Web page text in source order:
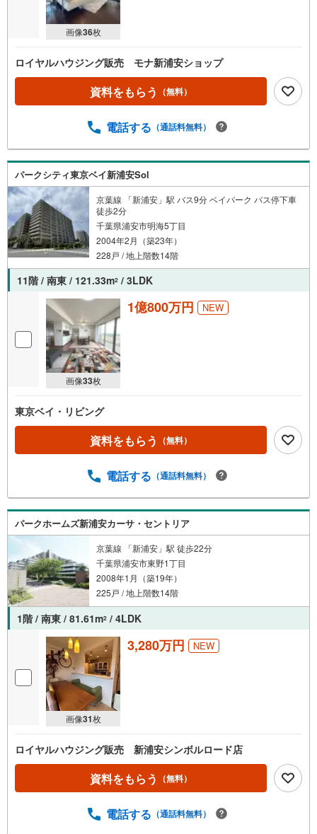
画像36枚
ロイヤルハウジング販売 モナ新浦安ショップ
資料をもらう （無料）
電話する （通話料無料）
パークシティ東京ベイ新浦安Sol
京葉線 「新浦安」駅 バス9分 ベイパーク バス停下車
徒歩2分
千葉県浦安市明海5丁目
2004年2月（築23年）
228戸 / 地上階数14階
11階 / 南東 / 121.33m2 / 3LDK
画像33枚
1億800万円 NEW
東京ベイ・リビング
資料をもらう （無料）
電話する （通話料無料）
パークホームズ新浦安カーサ・セントリア
京葉線 「新浦安」駅 徒歩22分
千葉県浦安市東野1丁目
2008年1月（築19年）
225戸 / 地上階数14階
1階 / 南東 / 81.61m2 / 4LDK
画像31枚
3,280万円 NEW
ロイヤルハウジング販売 新浦安シンボルロード店
資料をもらう （無料）
電話する （通話料無料）